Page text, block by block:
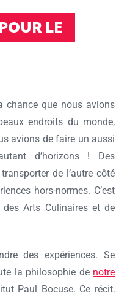
LE
chance que nous avions
endroits du monde,
avions de faire un aussi
d’horizons ! Des
de l’autre côté
hors-normes. C’est
Arts Culinaires et de
des expériences. Se
la philosophie de notre
Paul Bocuse. Ce récit,